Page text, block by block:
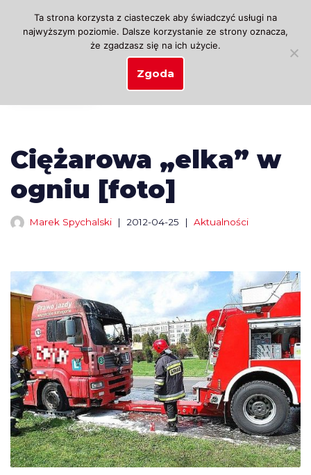
Przejdź
Ciężarowa „elka” w
ogniu [foto]
Marek Spychalski 2012-04-25 Aktualności
Ta strona korzysta z ciasteczek aby świadczyć usługi na
najwyższym poziomie. Dalsze korzystanie ze strony oznacza,
że zgadzasz się na ich użycie.
Zgoda